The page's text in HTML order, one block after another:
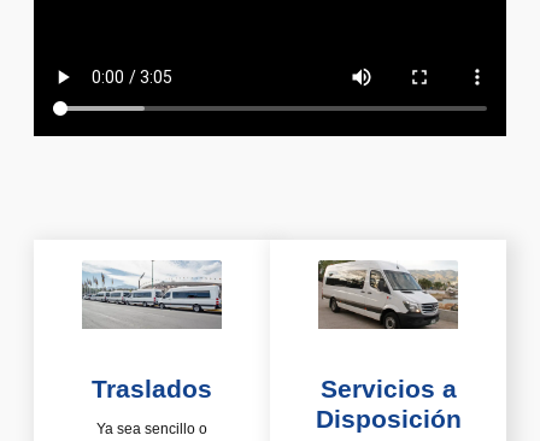
Traslados
Ya sea sencillo o
Servicios a
Disposición